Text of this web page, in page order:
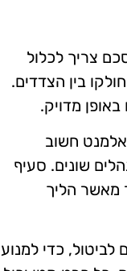
צריך לכלול
בין הצדדים.
באופן מדויק.
אלמנט חשוב
שונים. סעיף
מאשר הליך
כדי למנוע